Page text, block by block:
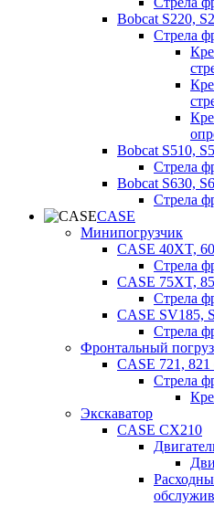
Bobcat S220,
Стрела
Bobcat S510,
Стрела
Bobcat S630,
Стрела
CASE
Минипогрузчик
CASE 40XT,
Стрела
CASE 75XT,
Стрела
CASE SV185,
Стрела
Фронтальный
CASE 721, 821
Стрела
Экскаватор
CASE CX210